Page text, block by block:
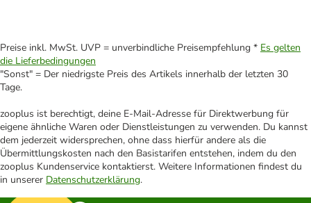
Preise inkl. MwSt. UVP = unverbindliche Preisempfehlung * Es gelten
die Lieferbedingungen
"Sonst" = Der niedrigste Preis des Artikels innerhalb der letzten 30
Tage.
zooplus ist berechtigt, deine E-Mail-Adresse für Direktwerbung für
eigene ähnliche Waren oder Dienstleistungen zu verwenden. Du kannst
dem jederzeit widersprechen, ohne dass hierfür andere als die
Übermittlungskosten nach den Basistarifen entstehen, indem du den
zooplus Kundenservice kontaktierst. Weitere Informationen findest du
in unserer Datenschutzerklärung.